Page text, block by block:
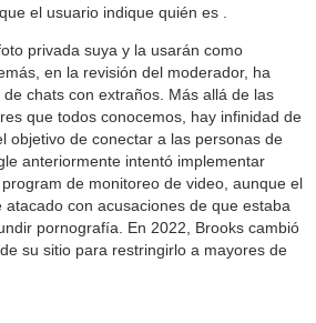
el usuario indique quién es .
privada suya y la usarán como
en la revisión del moderador, ha
chats con extraños. Más allá de las
que todos conocemos, hay infinidad de
objetivo de conectar a las personas de
anteriormente intentó implementar
de monitoreo de video, aunque el
con acusaciones de que estaba
pornografía. En 2022, Brooks cambió
su sitio para restringirlo a mayores de